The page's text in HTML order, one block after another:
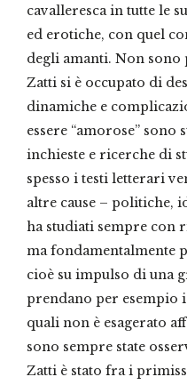
cavalleresca in tutte le
ed erotiche, con quel
degli amanti. Non
Zatti si è occupato di
dinamiche e
essere “amorose” sono
inchieste e ricerche di
spesso i testi letterari
altre cause – politiche,
ha studiati sempre con
ma fondamentalmente
cioè su impulso di una
prendano per esempio
quali non è esagerato
sono sempre state
Zatti è stato fra i